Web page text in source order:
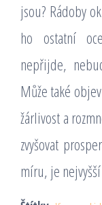
jsou? Rádoby
ho ostatní
nepřijde,
Může také
žárlivost a
zvyšovat
míru, je